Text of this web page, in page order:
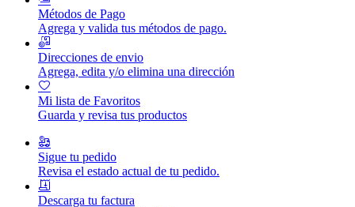
Métodos de Pago
Agrega y valida tus métodos de pago.
Direcciones de envio
Agrega, edita y/o elimina una dirección
Mi lista de Favoritos
Guarda y revisa tus productos
Sigue tu pedido
Revisa el estado actual de tu pedido.
Descarga tu factura